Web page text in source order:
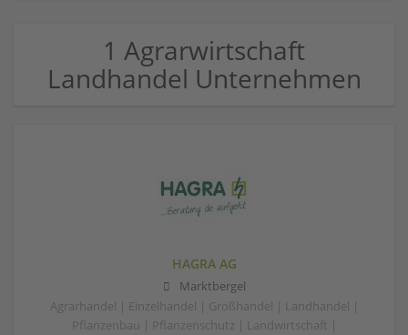
1 Agrarwirtschaft
Landhandel Unternehmen
HAGRA AG
Marktbergel
Agrarhandel | Einzelhandel | Großhandel | Landhandel |
Pflanzenbau | Pflanzenschutz | Landwirtschaft |